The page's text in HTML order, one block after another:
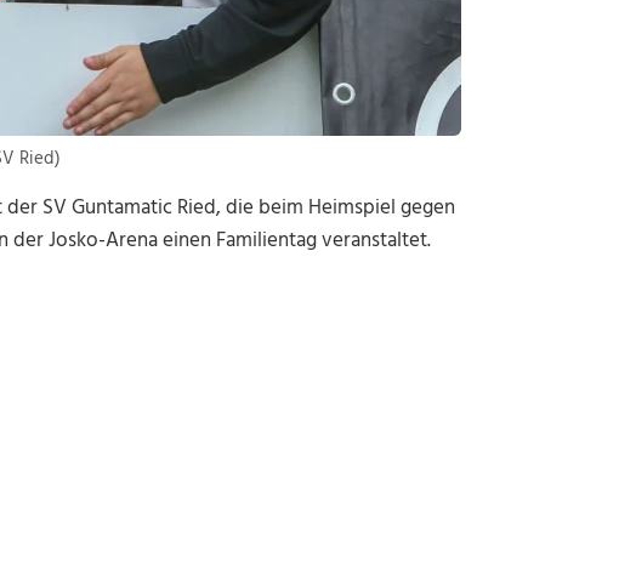
Ried)
SV Guntamatic Ried, die beim Heimspiel gegen
der Josko-Arena einen Familientag veranstaltet.